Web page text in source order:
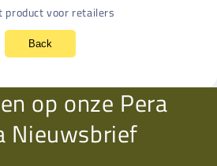
product voor retailers
Back
op onze Pera
Nieuwsbrief